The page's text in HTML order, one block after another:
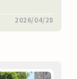
2026/04/28